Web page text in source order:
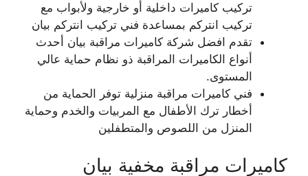
تركيب كاميرات داخلية أو خارجية ولأبواب مع
تركيب انتركم بمساعدة فني تركيب انتركم بيان
تقدم افضل شركة كاميرات مراقبة بيان أحدث
أنواع الكاميرات المراقبة ذو نظام حماية عالي
المستوى.
فني كاميرات مراقبة منزلية توفر الحماية من
أخطار ترك الأطفال مع المربيات والخدم وحماية
المنزل من اللصوص والمتطفلين
كاميرات مراقبة مخفية بيان